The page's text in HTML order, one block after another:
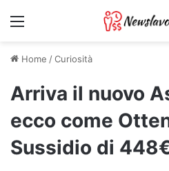
Menu
Home /Curiosità
Arriva il nuovo
ecco come
Sussidio di